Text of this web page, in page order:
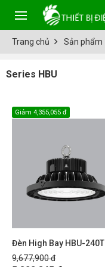
Trang chủ Sản phẩm
Series HBU
Đèn High Bay HBU-240T
9,677,900 đ
Giảm 4,355,055 đ